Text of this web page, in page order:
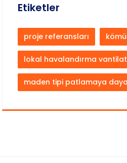
Etiketler
proje referansları
lokal havalandırma
maden tipi patlamaya